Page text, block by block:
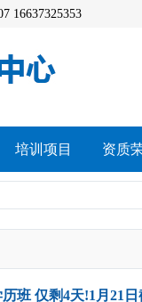
16637325353
培训项目 资质
历班 仅剩4天!1月21